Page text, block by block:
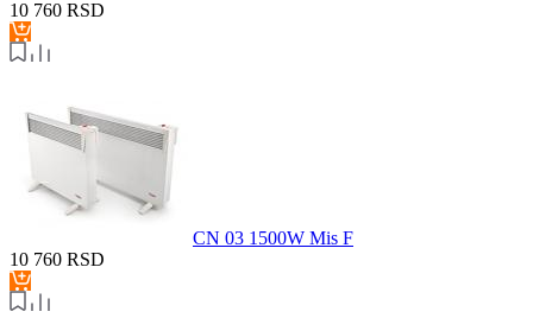
10 760 RSD
CN 03 1500W Mis F
10 760 RSD